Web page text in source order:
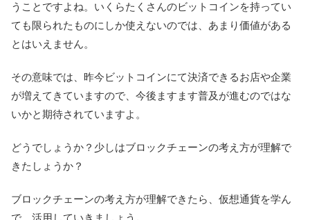
うことですよね。いくらたくさんのビットコインを持ってい
ても限られたものにしか使えないのでは、あまり価値がある
とはいえません。
その意味では、昨今ビットコインにて決済できるお店や企業
が増えてきていますので、今後ますます普及が進むのではな
いかと期待されていますよ。
どうでしょうか？少しはブロックチェーンの考え方が理解で
きたしょうか？
ブロックチェーンの考え方が理解できたら、仮想通貨を学ん